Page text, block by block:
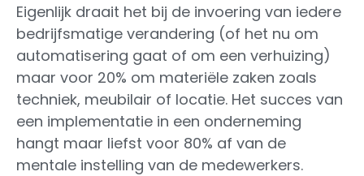
Eigenlijk draait het bij de invoering van iedere
bedrijfsmatige verandering (of het nu om
automatisering gaat of om een verhuizing)
maar voor 20% om materiële zaken zoals
techniek, meubilair of locatie. Het succes van
een implementatie in een onderneming
hangt maar liefst voor 80% af van de
mentale instelling van de medewerkers.